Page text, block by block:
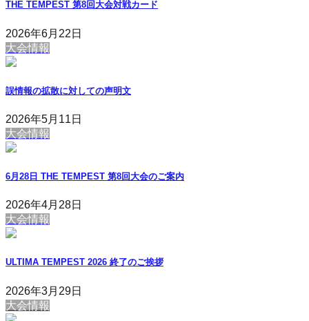
THE TEMPEST 第8回大会対戦カード
2026年6月22日
大会情報
誤情報の拡散に対しての声明文
2026年5月11日
大会情報
6月28日 THE TEMPEST 第8回大会のご案内
2026年4月28日
大会情報
ULTIMA TEMPEST 2026 終了のご挨拶
2026年3月29日
大会情報